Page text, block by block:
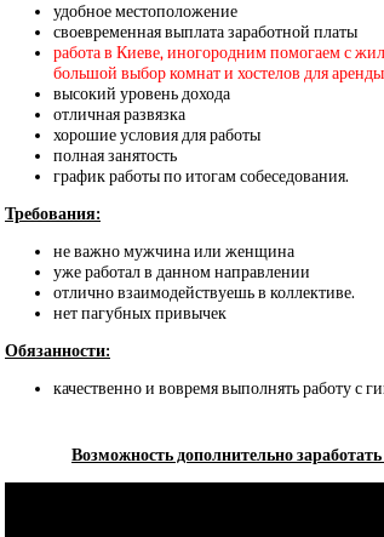
удобное местоположение
своевременная выплата заработной платы
работа в Киеве, иногородним помогаем с
большой выбор комнат и хостелов для аренды
высокий уровень дохода
отличная развязка
хорошие условия для работы
полная занятость
график работы по итогам собеседования.
Требования:
не важно мужчина или женщина
уже работал в данном направлении
отлично взаимодействуешь в коллективе.
нет пагубных привычек
Обязанности:
качественно и вовремя выполнять работу с
Возможность дополнительно